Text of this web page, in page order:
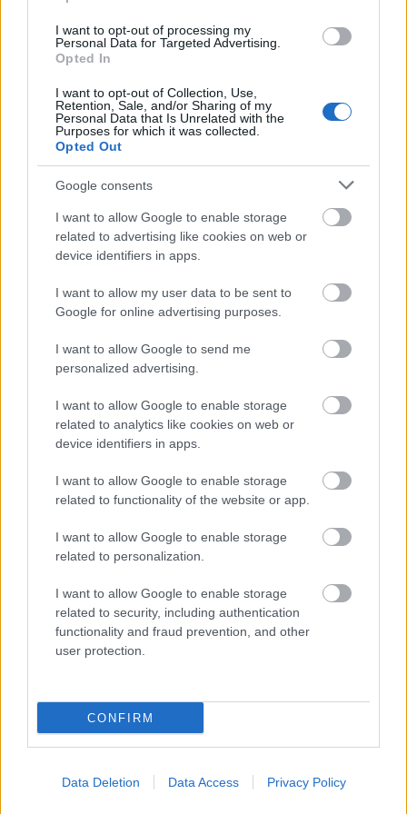
I want to opt-out of processing my
Personal Data for Targeted Advertising.
Opted In
I want to opt-out of Collection, Use,
Retention, Sale, and/or Sharing of my
Personal Data that Is Unrelated with the
Purposes for which it was collected.
Opted Out
Google consents
I want to allow Google to enable storage
related to advertising like cookies on web or
device identifiers in apps.
I want to allow my user data to be sent to
Google for online advertising purposes.
I want to allow Google to send me
personalized advertising.
I want to allow Google to enable storage
related to analytics like cookies on web or
device identifiers in apps.
I want to allow Google to enable storage
related to functionality of the website or app.
I want to allow Google to enable storage
related to personalization.
I want to allow Google to enable storage
related to security, including authentication
functionality and fraud prevention, and other
user protection.
CONFIRM
Data Deletion Data Access Privacy Policy
3.Η ησυχία στην Πέρδικα
Ανάμεσα στην Πάργα και τα Σύβοτα, η Πέρδικα
είναι ένα όμορφο χωριό, η ιδανική βάση για όσους
θέλουν μεν να εξερευνήσουν την φαντασμαγορική
ακτογραμμή της Ηπείρου, θέλουν όμως και την
ησυχία τους. Στη… γειτονιά της συναντάμε το
καταπληκτικό Μέγα Ντράφι (5 χιλιόμετρα έξω από
το χωριό) με τα σμαραγδένια του νερά, τα ολόλευκα
βότσαλα και τη φουντωτή βλάστηση που φτάνει
σχεδόν ως το κύμα, και το Καραβοστάσι (7
χιλιόμετρα από την Πέρδικα) με την χρυσαφένια
αμμουδιά, τα υπέροχα ανοιχτογάλανα νερά και τον
ποταμό Παραμυθιώτη που εκβάλλει εδώ,
χωρίζοντας την παραλία στα δύο. Αν ακολουθήσετε
το μονοπάτι μέσα από το φουντωτό πευκοδάσος
αρχαιολογικό χώρο του Δυμόκαστρου, για να
απολαύσετε την πανοραμική θέα στο απέραντο